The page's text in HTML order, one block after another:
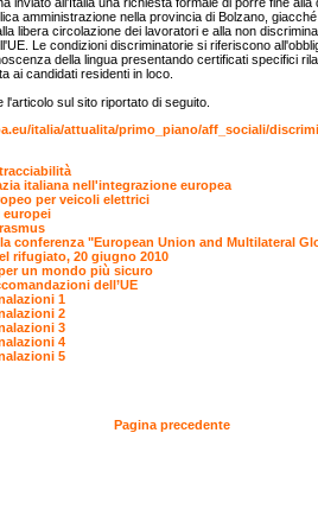
amministrazione nella provincia di Bolzano,
libera circolazione dei lavoratori e alla non
Le condizioni discriminatorie si riferiscono
della lingua presentando certificati specifici
ai candidati residenti in loco.
sul sito riportato di seguito.
italia/attualita/primo_piano/aff_sociali/
italiana nell'integrazione europea
per veicoli elettrici
europei
conferenza "European Union and Multilateral
rifugiato, 20 giugno 2010
un mondo più sicuro
dell’UE
1
2
3
4
5
Pagina precedente